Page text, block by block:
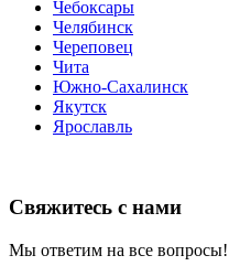
Чебоксары
Челябинск
Череповец
Чита
Южно-Сахалинск
Якутск
Ярославль
Свяжитесь с нами
Мы ответим на все вопросы!